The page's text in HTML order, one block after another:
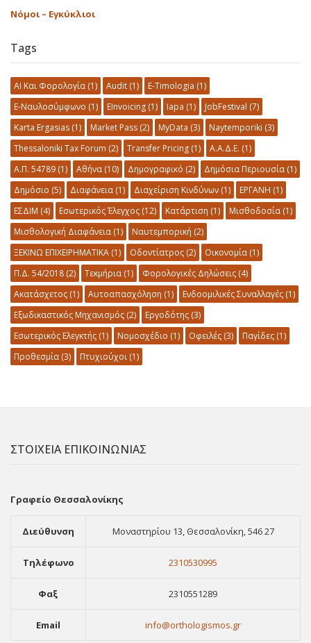
Νόμοι – Εγκύκλιοι
Tags
AI Και Φορολογία (1) Audit (1) E-Timologia (1)
E-Ναυλοσύμφωνο (1) EInvoicing (1) Iapa (1) JobFestival (7)
Karta Ergasias (1) Market Pass (2) MyData (3) Naytemporiki (3)
Thessaloniki Tax Forum (2) Transfer Pricing (1) Α.Α.Δ.Ε. (1)
Α.Π. 54789 (1) Αθήνα (10) Δημογραφικό (2) Δημόσια Περιουσία (1)
Δημόσιο (5) Διαφάνεια (1) Διαχείριση Κινδύνων (1) ΕΡΓΑΝΗ (1)
ΕΣΔΙΜ (4) Εσωτερικός Έλεγχος (12) Κατάρτιση (1) Μισθοδοσία (1)
Μισθολογική Διαφάνεια (1) Ναυτεμπορική (2)
ΞΕΚΙΝΩ ΕΠΙΧΕΙΡΗΜΑΤΙΚΑ (1) Οδοντίατρος (2) Οικονομία (1)
Π.Δ. 54/2018 (2) Τεκμήρια (1) Φορολογικές Δηλώσεις (4)
Ακατάσχετος (1) Αυτοαπασχόληση (1) Ενδοομιλικές Συναλλαγές (1)
Εξωδικαστικός Μηχανισμός (2) Εργοδότης (3)
Εσωτερικός Ελεγκτής (1) Νομοσχέδιο (1) Οφειλές (3) Παγίδες (1)
Προθεσμία (3) Πτυχιούχοι (1)
ΣΤΟΙΧΕΙΑ ΕΠΙΚΟΙΝΩΝΙΑΣ
Γραφείο Θεσσαλονίκης
Διεύθυνση Μοναστηρίου 13, Θεσσαλονίκη, 546 27
Τηλέφωνο 2310530995
Φαξ 2310551289
Email info@orthologismos.gr